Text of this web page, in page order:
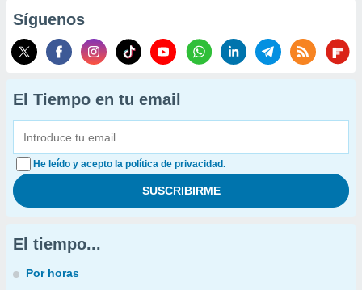
Síguenos
El Tiempo en tu email
He leído y acepto la política de privacidad.
El tiempo...
Por horas